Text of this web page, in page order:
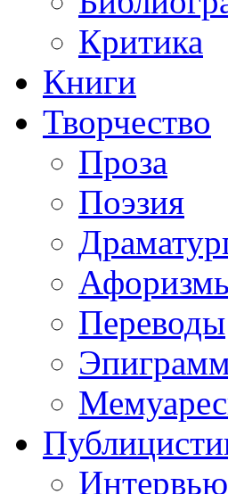
Критика
Книги
Творчество
Проза
Поэзия
Переводы
Интервью